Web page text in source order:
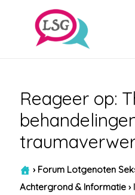
Reageer op:
› Forum Lotgenoten
Achtergrond & Informatie ›